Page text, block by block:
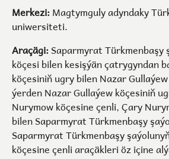
Merkezi:Magtymguly adyndaky
uniwersiteti.
Araçägi:Saparmyrat Türkmenbaşy
köçesi bilen kesişýän çatrygyndan
köçesiniň ugry bilen Nazar
ýerden Nazar Gullaýew köçesiniň
Nurymow köçesine çenli, Çary
bilen Saparmyrat Türkmenbaşy
Saparmyrat Türkmenbaşy
köçesine çenli araçäkleri öz içine